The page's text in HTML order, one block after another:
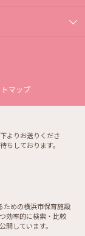
マップ
よりお送りくださ
ちしております。
ための横浜市保育施設
効率的に検索・比較
しています。